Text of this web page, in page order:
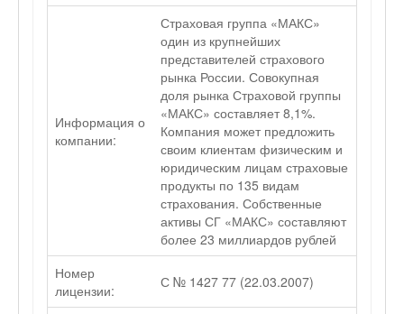
Информация о
компании:
Страховая группа «МАКС»
один из крупнейших
представителей страхового
рынка России. Совокупная
доля рынка Страховой группы
«МАКС» составляет 8,1%.
Компания может предложить
своим клиентам физическим и
юридическим лицам страховые
продукты по 135 видам
страхования. Собственные
активы СГ «МАКС» составляют
более 23 миллиардов рублей
Номер
лицензии:
С № 1427 77 (22.03.2007)